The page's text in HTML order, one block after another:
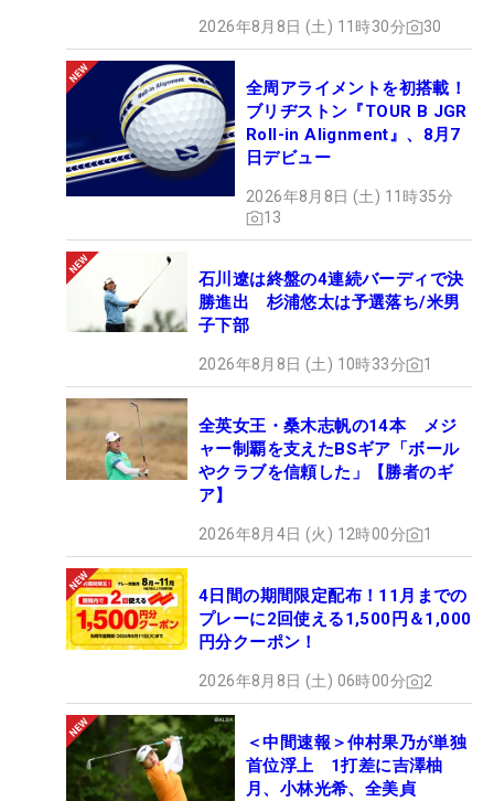
2026年8月8日 (土) 11時30分 30
全周アライメントを初搭載！
ブリヂストン『TOUR B JGR
Roll-in Alignment』、8月7
日デビュー
2026年8月8日 (土) 11時35分
13
石川遼は終盤の4連続バーディで決
勝進出 杉浦悠太は予選落ち/米男
子下部
2026年8月8日 (土) 10時33分 1
全英女王・桑木志帆の14本 メジ
ャー制覇を支えたBSギア「ボール
やクラブを信頼した」【勝者のギ
ア】
2026年8月4日 (火) 12時00分 1
4日間の期間限定配布！11月までの
プレーに2回使える1,500円＆1,000
円分クーポン！
2026年8月8日 (土) 06時00分 2
＜中間速報＞仲村果乃が単独
首位浮上 1打差に吉澤柚
月、小林光希、全美貞